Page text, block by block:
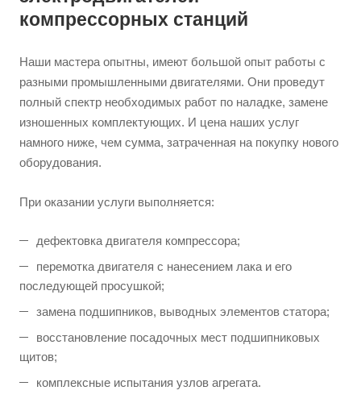
компрессорных станций
Наши мастера опытны, имеют большой опыт работы с
разными промышленными двигателями. Они проведут
полный спектр необходимых работ по наладке, замене
изношенных комплектующих. И цена наших услуг
намного ниже, чем сумма, затраченная на покупку нового
оборудования.
При оказании услуги выполняется:
дефектовка двигателя компрессора;
перемотка двигателя с нанесением лака и его
последующей просушкой;
замена подшипников, выводных элементов статора;
восстановление посадочных мест подшипниковых
щитов;
комплексные испытания узлов агрегата.